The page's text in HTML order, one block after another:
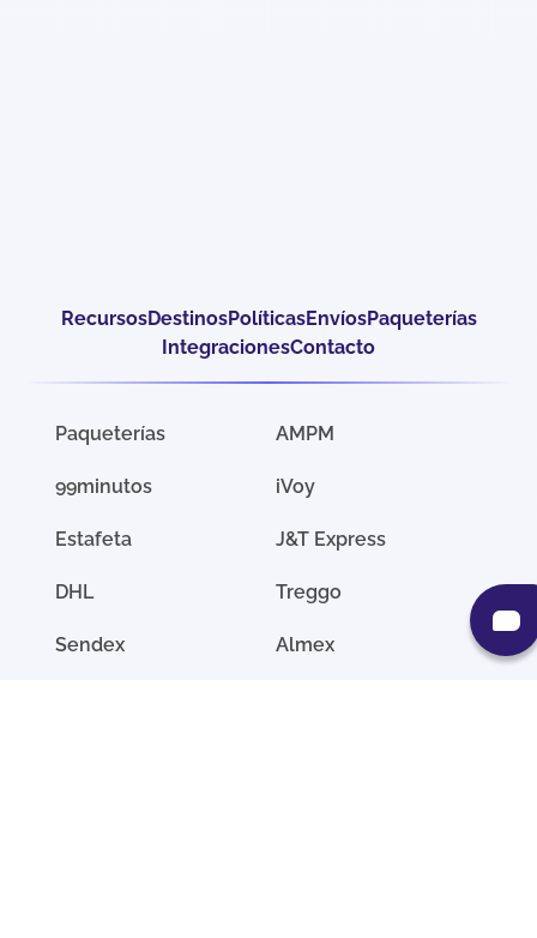
RecursosDestinosPolíticasEnvíosPaqueterías
IntegracionesContacto
Paqueterías
99minutos
Estafeta
DHL
Sendex
AMPM
iVoy
J&T Express
Treggo
Almex